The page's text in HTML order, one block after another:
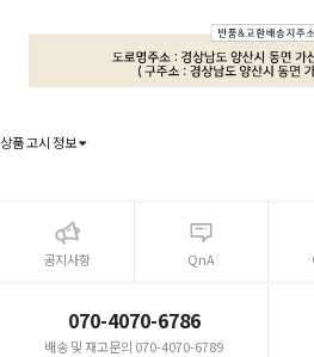
상품 고시 정보
공지사항 QnA
070-4070-6786
배송 및 재고문의 070-4070-6789